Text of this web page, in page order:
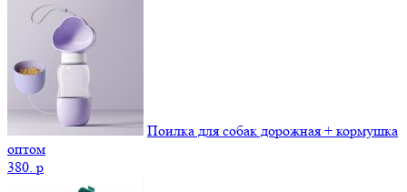
Поилка для собак дорожная + кормушка
оптом
380. p